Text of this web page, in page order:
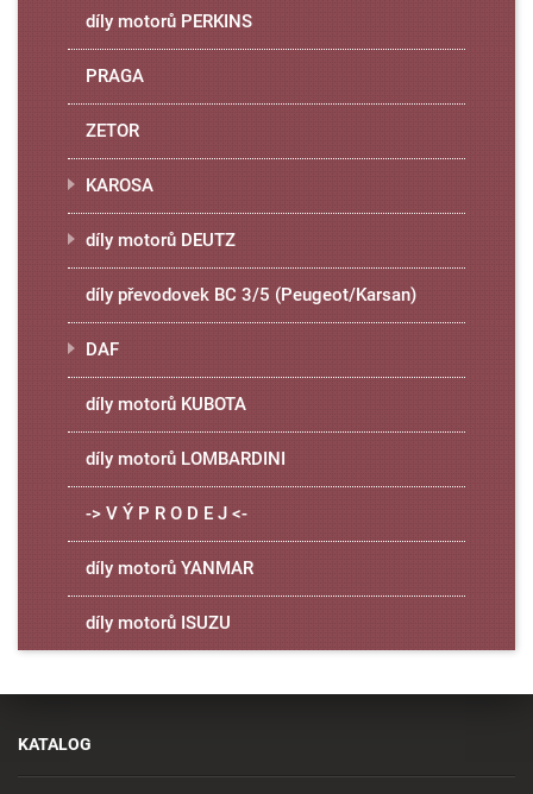
díly motorů PERKINS
PRAGA
ZETOR
KAROSA
díly motorů DEUTZ
díly převodovek BC 3/5 (Peugeot/Karsan)
DAF
díly motorů KUBOTA
díly motorů LOMBARDINI
-> V Ý P R O D E J <-
díly motorů YANMAR
díly motorů ISUZU
KATALOG